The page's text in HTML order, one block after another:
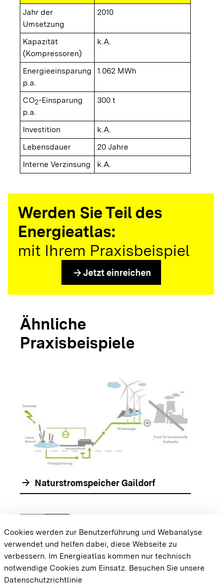
Jahr der
Umsetzung
2010
Kapazität
(Kompressoren)
k.A.
Energieeinsparung
p.a.
1.062 MWh
CO2-Einsparung
p.a.
300 t
Investition
k.A.
Lebensdauer
20 Jahre
Interne Verzinsung
k.A.
Werden Sie Teil des
Energieatlas:
mit Ihrem Praxisbeispiel
arrow_forward Jetzt einreichen
Ähnliche
Praxisbeispiele
arrow_forward Naturstromspeicher Gaildorf
Zur vorhergehenden Folie springen
chevron_rightZur nächsten Folie springen
{{#displayPraxisbeispielMap}} {{{body}}}
{{/displayPraxisbeispielMap}}
Cookies werden zur Benutzerführung und Webanalyse
verwendet und helfen dabei, diese Webseite zu
verbessern. Im Energieatlas kommen nur technisch
notwendige Cookies zum Einsatz. Besuchen Sie unsere
Datenschutzrichtlinie